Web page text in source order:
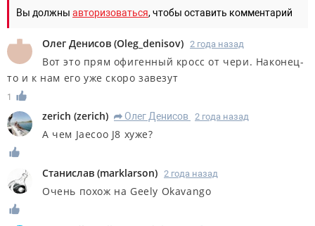
Вы должны авторизоваться, чтобы оставить комментарий
Олег Денисов (Oleg_denisov) 2 года назад
Вот это прям офигенный кросс от чери. Наконец-
то и к нам его уже скоро завезут
1
zerich (zerich) R Олег Денисов 2 года назад
А чем Jaecoo J8 хуже?
Станислав (marklarson) 2 года назад
Очень похож на Geely Okavango